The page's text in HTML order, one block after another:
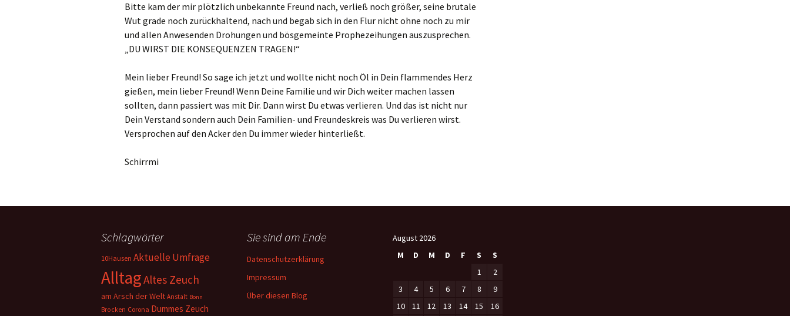
Bitte kam der mir plötzlich unbekannte Freund nach, verließ noch größer, seine brutale
Wut grade noch zurückhaltend, nach und begab sich in den Flur nicht ohne noch zu mir
und allen Anwesenden Drohungen und bösgemeinte Prophezeihungen auszusprechen.
„DU WIRST DIE KONSEQUENZEN TRAGEN!“
Mein lieber Freund! So sage ich jetzt und wollte nicht noch Öl in Dein flammendes Herz
gießen, mein lieber Freund! Wenn Deine Familie und wir Dich weiter machen lassen
sollten, dann passiert was mit Dir. Dann wirst Du etwas verlieren. Und das ist nicht nur
Dein Verstand sondern auch Dein Familien- und Freundeskreis was Du verlieren wirst.
Versprochen auf den Acker den Du immer wieder hinterließt.
Schirrmi
Schlagwörter
10Hausen Aktuelle Umfrage
AlltagAltes Zeuch
am Arsch der Welt Anstalt Bonn
Brocken Corona Dummes Zeuch
Sie sind am Ende
Datenschutzerklärung
Impressum
Über diesen Blog
August 2026
M
D M D F S
S
1
2
3
4 5 6 7 8
9
10
11 12 13 14 15
16